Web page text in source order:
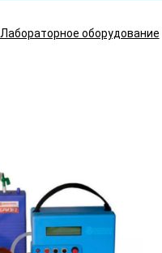
Лабораторное оборудование